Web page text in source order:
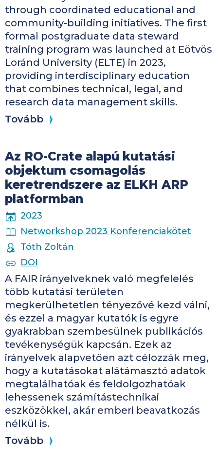
through coordinated educational and
community-building initiatives. The first
formal postgraduate data steward
training program was launched at Eötvös
Loránd University (ELTE) in 2023,
providing interdisciplinary education
that combines technical, legal, and
research data management skills.
Tovább
Az RO-Crate alapú kutatási
objektum csomagolás
keretrendszere az ELKH ARP
platformban
PUBLICATION YEAR
2023
PUBLICATION PLACE
Networkshop 2023 Konferenciakötet
AUTHORS
Tóth Zoltán
PUBLICATION IDENTIFIERS
DOI
A FAIR irányelveknek való megfelelés
több kutatási területen
megkerülhetetlen tényezővé kezd válni,
és ezzel a magyar kutatók is egyre
gyakrabban szembesülnek publikációs
tevékenységük kapcsán. Ezek az
irányelvek alapvetően azt célozzák meg,
hogy a kutatásokat alátámasztó adatok
megtalálhatóak és feldolgozhatóak
lehessenek számítástechnikai
eszközökkel, akár emberi beavatkozás
nélkül is.
Tovább